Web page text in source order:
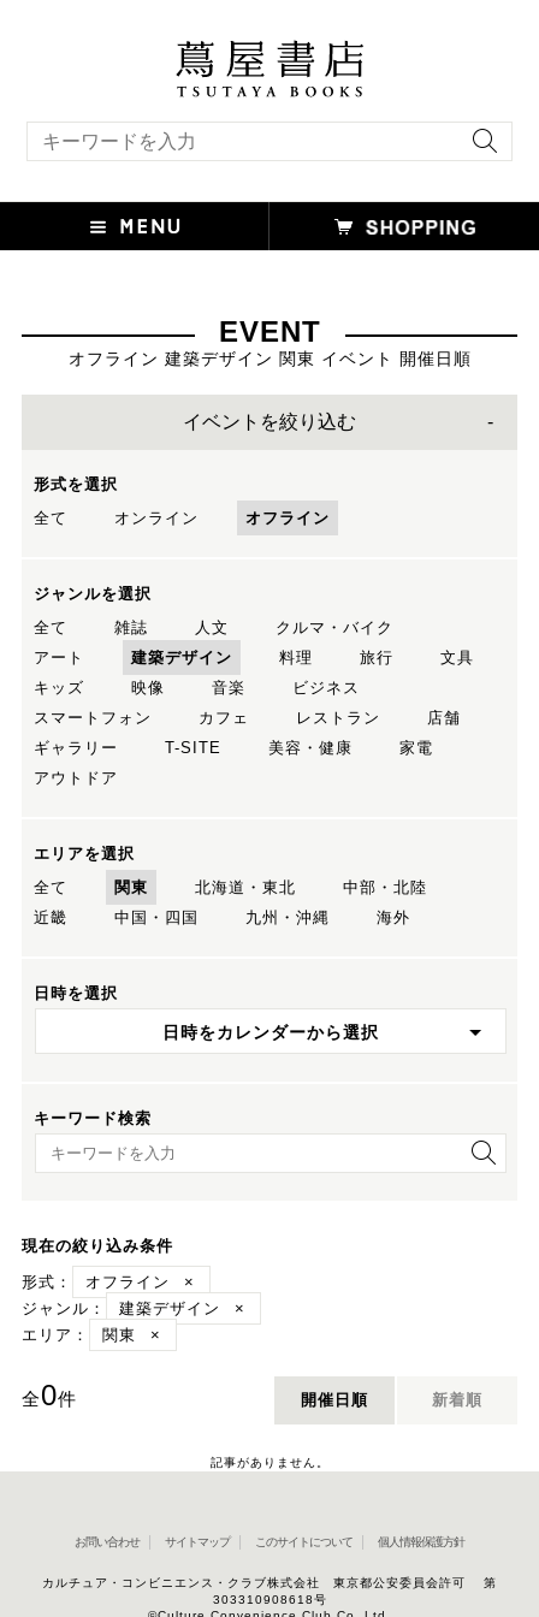
EVENT
オフライン 建築デザイン 関東 イベント 開催日順
イベントを絞り込む
形式を選択
全て
オンライン オフライン
ジャンルを選択
全て
雑誌 人文
クルマ・バイク
アート
建築デザイン 料理 旅行
文具
キッズ
映像 音楽
ビジネス
スマートフォン
カフェ レストラン
店舗
ギャラリー
T-SITE 美容・健康
家電
アウトドア
エリアを選択
全て
関東 北海道・東北
中部・北陸
近畿
中国・四国 九州・沖縄 海外
日時を選択
日時をカレンダーから選択
キーワード検索
キーワード検索
現在の絞り込み条件
形式：
オフライン
×
ジャンル：
建築デザイン
×
エリア：
関東 ×
全0件 開催日順 新着順
記事がありません。
お問い合わせ サイトマップ このサイトについて 個人情報保護方針
カルチュア・コンビニエンス・クラブ株式会社 東京都公安委員会許可 第
303310908618号